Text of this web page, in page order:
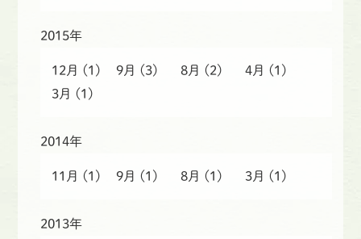
2015年
12月 (1) 9月 (3) 8月 (2) 4月
(1)
3月
(1)
2014年
11月 (1) 9月 (1) 8月 (1) 3月 (1)
2013年